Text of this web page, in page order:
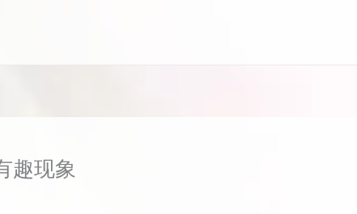
趣现象